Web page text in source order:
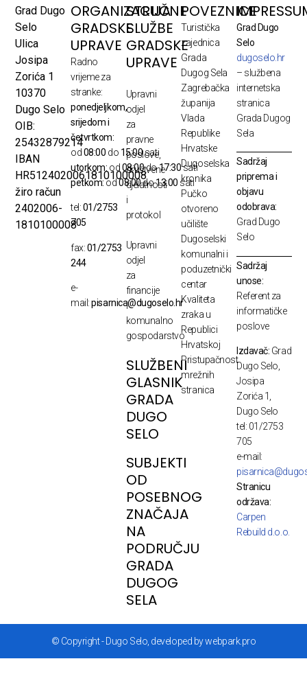
Grad Dugo
Selo
Ulica
Josipa
Zorića 1
10370
Dugo Selo
OIB:
25432879214
IBAN
HR5124020061810100008
žiro račun
2402006-
1810100008
ORGANIZACIJA
GRADSKE
UPRAVE
Radno
vrijeme za
stranke:
ponedjeljkom,
srijedom i
četvrtkom:
od08:00 do 15:00sati
utorkom: od08:00do17:30sati
petkom:od08:00do13:00 sati
tel:01/2753
705
fax:01/2753
244
e-
mail:pisarnica@dugoselo.hr
STRUČNE
SLUŽBE
GRADSKE
UPRAVE
Upravni
odjel
za
pravne
poslove,
društvene
djelatnosti
i
protokol
Upravni
odjel
za
financije
i
komunalno
gospodarstvo
SLUŽBENI
GLASNIK
GRADA
DUGO
SELO
SUBJEKTI
OD
POSEBNOG
ZNAČAJA
NA
PODRUČJU
GRADA
DUGOG
SELA
POVEZNICE
Turistička
zajednica
Grada
Dugog Sela
Zagrebačka
županija
Vlada
Republike
Hrvatske
Dugoselska
kronika
Pučko
otvoreno
učilište
Dugoselski
komunalni i
poduzetnički
centar
Kvaliteta
zraka u
Republici
Hrvatskoj
Pristupačnost
mrežnih
stranica
Grad Dugo
Selo
dugoselo.hr
– službena
internetska
stranica
Grada Dugog
Sela
Sadržaj
priprema i
objavu
odobrava:
Grad Dugo
Selo
Sadržaj
unose:
Referent za
informatičke
poslove
Izdavač: Grad
Dugo Selo,
Josipa
Zorića 1,
Dugo Selo
tel: 01/2753
705
e-mail:
Stranicu
održava:
Carpen
Rebuild d.o.o.
© Copyright - Dugo Selo, developed by webpark.pro